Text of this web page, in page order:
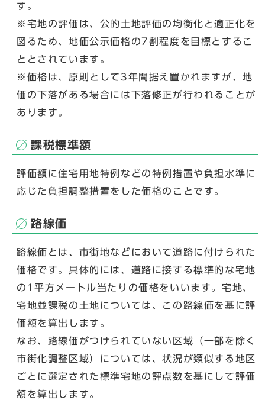
す。
※宅地の評価は、公的土地評価の均衡化と適正化を
図るため、地価公示価格の7割程度を目標とするこ
ととされています。
※価格は、原則として3年間据え置かれますが、地
価の下落がある場合には下落修正が行われることが
あります。
課税標準額
評価額に住宅用地特例などの特例措置や負担水準に
応じた負担調整措置をした価格のことです。
路線価
路線価とは、市街地などにおいて道路に付けられた
価格です。具体的には、道路に接する標準的な宅地
の1平方メートル当たりの価格をいいます。宅地、
宅地並課税の土地については、この路線価を基に評
価額を算出します。
なお、路線価がつけられていない区域（一部を除く
市街化調整区域）については、状況が類似する地区
ごとに選定された標準宅地の評点数を基にして評価
額を算出します。